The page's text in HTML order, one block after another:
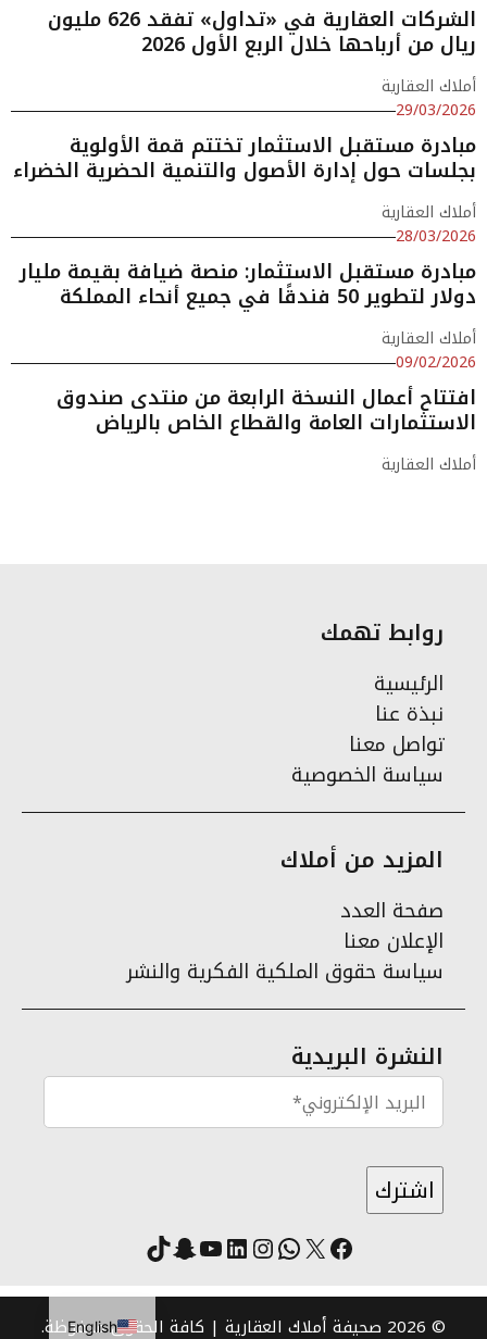
الشركات العقارية في «تداول» تفقد 626 مليون
ريال من أرباحها خلال الربع الأول 2026
أملاك العقارية
29/03/2026
مبادرة مستقبل الاستثمار تختتم قمة الأولوية
بجلسات حول إدارة الأصول والتنمية الحضرية الخضراء
أملاك العقارية
28/03/2026
مبادرة مستقبل الاستثمار: منصة ضيافة بقيمة مليار
دولار لتطوير 50 فندقًا في جميع أنحاء المملكة
أملاك العقارية
09/02/2026
افتتاح أعمال النسخة الرابعة من منتدى صندوق
الاستثمارات العامة والقطاع الخاص بالرياض
أملاك العقارية
روابط تهمك
الرئيسية
نبذة عنا
تواصل معنا
سياسة الخصوصية
المزيد من أملاك
صفحة العدد
الإعلان معنا
سياسة حقوق الملكية الفكرية والنشر
النشرة البريدية
فيسبوك
X واتساب
انستقرام
لينكد إنيوتيوب
سناب شات
تيك توك
© 2026 صحيفة أملاك العقارية | كافة الحقوق محفوظة. English